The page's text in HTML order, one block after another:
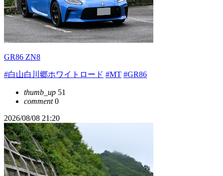
GR86 ZN8
#白山白川郷ホワイトロード #MT #GR86
thumb_up 51
comment0
2026/08/08 21:20